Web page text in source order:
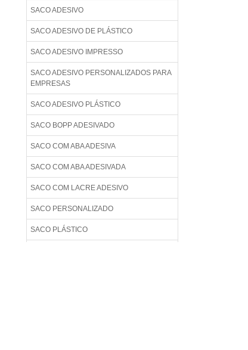
SACO ADESIVO
SACO ADESIVO DE PLÁSTICO
SACO ADESIVO IMPRESSO
SACO ADESIVO PERSONALIZADOS PARA
EMPRESAS
SACO ADESIVO PLÁSTICO
SACO BOPP ADESIVADO
SACO COM ABA ADESIVA
SACO COM ABA ADESIVADA
SACO COM LACRE ADESIVO
SACO PERSONALIZADO
SACO PLÁSTICO